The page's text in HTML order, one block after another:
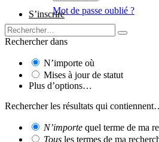
Mot de passe oublié ?
S’inscrire
Rechercher dans
N’importe où
Mises à jour de statut
Plus d’options…
Rechercher les résultats qui
N’importe quel terme de ma
Tous les termes de ma